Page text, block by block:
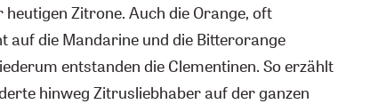
Zitrone. Auch die Orange, oft
auf die Mandarine und die Bitterorange
entstanden die Clementinen. So erzählt
hinweg Zitrusliebhaber auf der ganzen